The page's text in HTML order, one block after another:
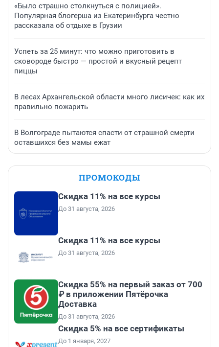
«Было страшно столкнуться с полицией».
Популярная блогерша из Екатеринбурга честно
рассказала об отдыхе в Грузии
Успеть за 25 минут: что можно приготовить в
сковороде быстро — простой и вкусный рецепт
пиццы
В лесах Архангельской области много лисичек: как их
правильно пожарить
В Волгограде пытаются спасти от страшной смерти
оставшихся без мамы ежат
ПРОМОКОДЫ
Скидка 11% на все курсы
До 31 августа, 2026
Скидка 11% на все курсы
До 31 августа, 2026
Скидка 55% на первый заказ от 700
₽ в приложении Пятёрочка
Доставка
До 31 августа, 2026
Скидка 5% на все сертификаты
До 1 января, 2027